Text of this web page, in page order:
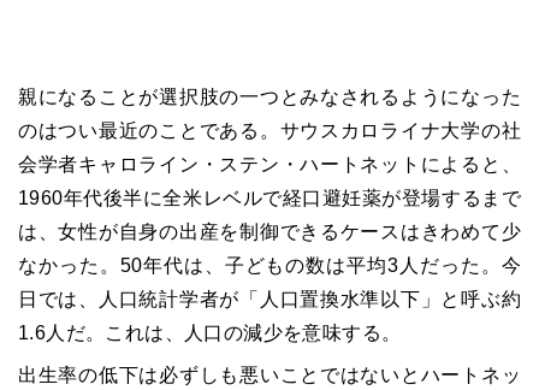
親になることが選択肢の一つとみなされるようになった
のはつい最近のことである。サウスカロライナ大学の社
会学者キャロライン・ステン・ハートネットによると、
1960年代後半に全米レベルで経口避妊薬が登場するまで
は、女性が自身の出産を制御できるケースはきわめて少
なかった。50年代は、子どもの数は平均3人だった。今
日では、人口統計学者が「人口置換水準以下」と呼ぶ約
1.6人だ。これは、人口の減少を意味する。
出生率の低下は必ずしも悪いことではないとハートネッ